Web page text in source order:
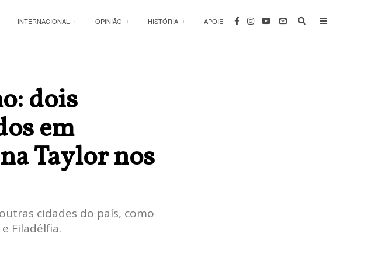
INTERNACIONAL OPINIÃO HISTÓRIA APOIE
dois
em
Taylor nos
cidades do país, como
Filadélfia.